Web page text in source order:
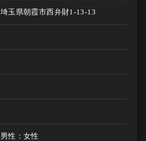
埼玉県朝霞市西弁財1-13-13
男性：女性